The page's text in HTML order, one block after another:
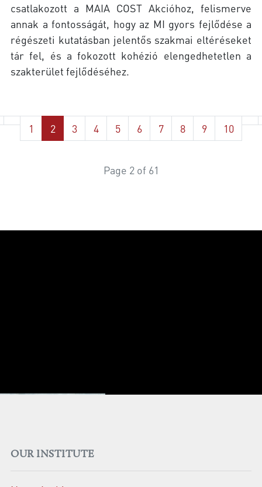
csatlakozott a MAIA COST Akcióhoz, felismerve
annak a fontosságát, hogy az MI gyors fejlődése a
régészeti kutatásban jelentős szakmai eltéréseket
tár fel, és a fokozott kohézió elengedhetetlen a
szakterület fejlődéséhez.
1 2 3 4 5 6 7 8 9 10
Page 2 of 61
OUR INSTITUTE